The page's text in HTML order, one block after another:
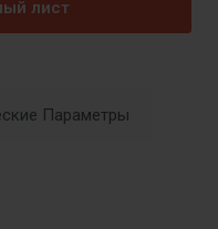
лист
Параметры